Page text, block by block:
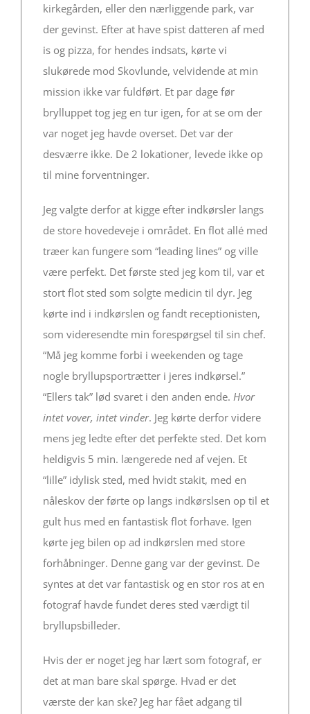
kirkegården, eller den nærliggende park, var
der gevinst. Efter at have spist datteren af med
is og pizza, for hendes indsats, kørte vi
slukørede mod Skovlunde, velvidende at min
mission ikke var fuldført. Et par dage før
brylluppet tog jeg en tur igen, for at se om der
var noget jeg havde overset. Det var der
desværre ikke. De 2 lokationer, levede ikke op
til mine forventninger.
Jeg valgte derfor at kigge efter indkørsler langs
de store hovedeveje i området. En flot allé med
træer kan fungere som “leading lines” og ville
være perfekt. Det første sted jeg kom til, var et
stort flot sted som solgte medicin til dyr. Jeg
kørte ind i indkørslen og fandt receptionisten,
som videresendte min forespørgsel til sin chef.
“Må jeg komme forbi i weekenden og tage
nogle bryllupsportrætter i jeres indkørsel.”
“Ellers tak” lød svaret i den anden ende. Hvor
intet vover, intet vinder. Jeg kørte derfor videre
mens jeg ledte efter det perfekte sted. Det kom
heldigvis 5 min. længerede ned af vejen. Et
“lille” idylisk sted, med hvidt stakit, med en
nåleskov der førte op langs indkørslsen op til et
gult hus med en fantastisk flot forhave. Igen
kørte jeg bilen op ad indkørslen med store
forhåbninger. Denne gang var der gevinst. De
syntes at det var fantastisk og en stor ros at en
fotograf havde fundet deres sted værdigt til
bryllupsbilleder.
Hvis der er noget jeg har lært som fotograf, er
det at man bare skal spørge. Hvad er det
værste der kan ske? Jeg har fået adgang til